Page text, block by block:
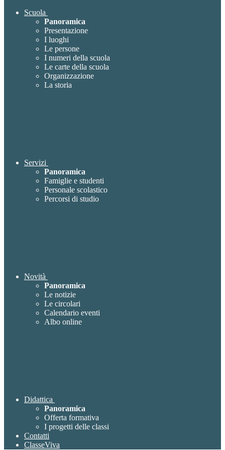
Scuola
Panoramica
Presentazione
I luoghi
Le persone
I numeri della scuola
Le carte della scuola
Organizzazione
La storia
Servizi
Panoramica
Famiglie e studenti
Personale scolastico
Percorsi di studio
Novità
Panoramica
Le notizie
Le circolari
Calendario eventi
Albo online
Didattica
Panoramica
Offerta formativa
I progetti delle classi
Contatti
ClasseViva